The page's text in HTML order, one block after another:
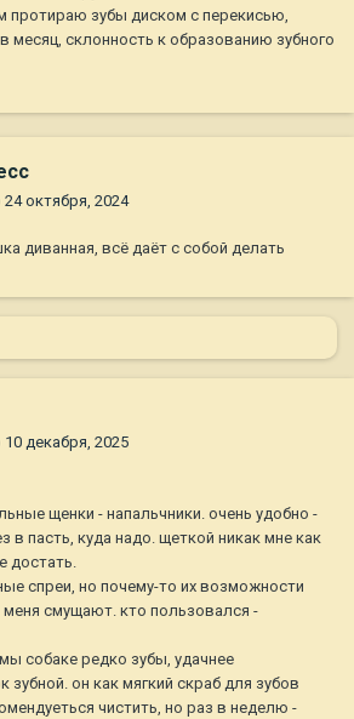
протираю зубы диском с перекисью,
месяц, склонность к образованию зубного
24 октября, 2024
диванная, всё даёт с собой делать
10 декабря, 2025
щенки - напальчники. очень удобно -
в пасть, куда надо. щеткой никак мне как
достать.
спреи, но почему-то их возможности
меня смущают. кто пользовался -
собаке редко зубы, удачнее
он как мягкий скраб для зубов
чистить, но раз в неделю -